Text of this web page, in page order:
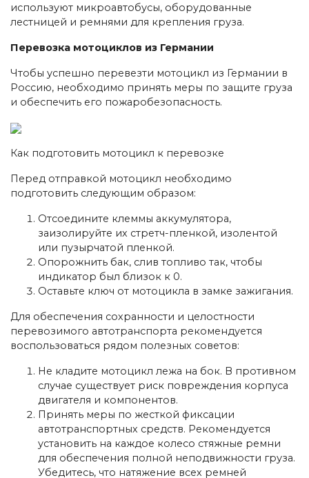
используют микроавтобусы, оборудованные
лестницей и ремнями для крепления груза.
Перевозка мотоциклов из Германии
Чтобы успешно перевезти мотоцикл из Германии в
Россию, необходимо принять меры по защите груза
и обеспечить его пожаробезопасность.
Как подготовить мотоцикл к перевозке
Перед отправкой мотоцикл необходимо
подготовить следующим образом:
Отсоедините клеммы аккумулятора,
заизолируйте их стретч-пленкой, изолентой
или пузырчатой ​​пленкой.
Опорожнить бак, слив топливо так, чтобы
индикатор был близок к 0.
Оставьте ключ от мотоцикла в замке зажигания.
Для обеспечения сохранности и целостности
перевозимого автотранспорта рекомендуется
воспользоваться рядом полезных советов:
Не кладите мотоцикл лежа на бок. В противном
случае существует риск повреждения корпуса
двигателя и компонентов.
Принять меры по жесткой фиксации
автотранспортных средств. Рекомендуется
установить на каждое колесо стяжные ремни
для обеспечения полной неподвижности груза.
Убедитесь, что натяжение всех ремней